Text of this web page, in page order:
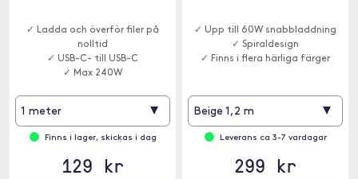
✓ Ladda och överför filer på
nolltid
✓ USB-C- till USB-C
✓ Max 240W
1 meter ▾
Finns i lager, skickas i dag
129 kr
✓ Upp till 60W snabbladdning
✓ Spiraldesign
✓ Finns i flera härliga färger
Beige 1,2 m ▾
Leverans ca 3-7 vardagar
299 kr